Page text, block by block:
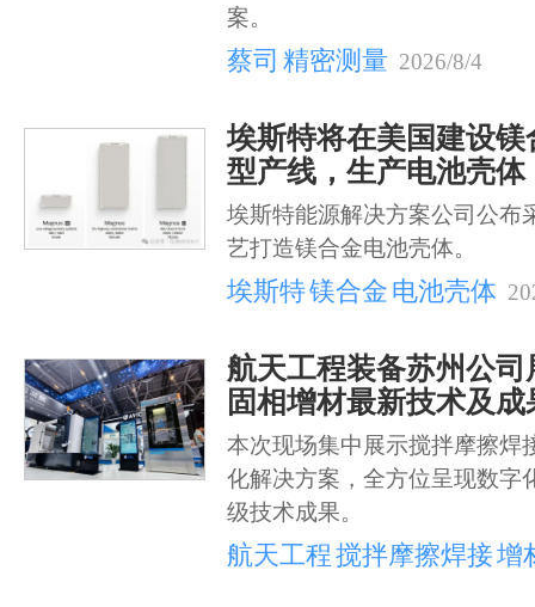
案。
蔡司 精密测量 2026/8/4
埃斯特将在美国建设
型产线，生产电池壳体
埃斯特能源解决方案公司公布
艺打造镁合金电池壳体。
埃斯特镁合金 电池壳体
航天工程装备苏州公
固相增材最新技术及成
本次现场集中展示搅拌摩擦焊
化解决方案，全方位呈现数字
级技术成果。
航天工程搅拌摩擦焊接增